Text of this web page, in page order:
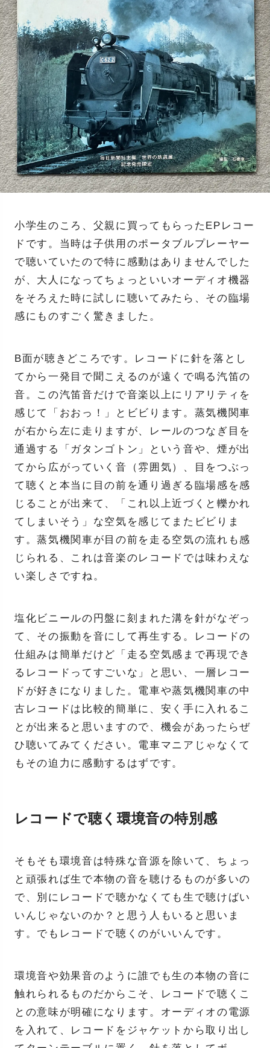
小学生のころ、父親に買ってもらったEPレコー
ドです。当時は子供用のポータブルプレーヤー
で聴いていたので特に感動はありませんでした
が、大人になってちょっといいオーディオ機器
をそろえた時に試しに聴いてみたら、その臨場
感にものすごく驚きました。
B面が聴きどころです。レコードに針を落とし
てから一発目で聞こえるのが遠くで鳴る汽笛の
音。この汽笛音だけで音楽以上にリアリティを
感じて「おおっ！」とビビります。蒸気機関車
が右から左に走りますが、レールのつなぎ目を
通過する「ガタンゴトン」という音や、煙が出
てから広がっていく音（雰囲気）、目をつぶっ
て聴くと本当に目の前を通り過ぎる臨場感を感
じることが出来て、「これ以上近づくと轢かれ
てしまいそう」な空気を感じてまたビビりま
す。蒸気機関車が目の前を走る空気の流れも感
じられる、これは音楽のレコードでは味わえな
い楽しさですね。
塩化ビニールの円盤に刻まれた溝を針がなぞっ
て、その振動を音にして再生する。レコードの
仕組みは簡単だけど「走る空気感まで再現でき
るレコードってすごいな」と思い、一層レコー
ドが好きになりました。電車や蒸気機関車の中
古レコードは比較的簡単に、安く手に入れるこ
とが出来ると思いますので、機会があったらぜ
ひ聴いてみてください。電車マニアじゃなくて
もその迫力に感動するはずです。
レコードで聴く環境音の特別感
そもそも環境音は特殊な音源を除いて、ちょっ
と頑張れば生で本物の音を聴けるものが多いの
で、別にレコードで聴かなくても生で聴けばい
いんじゃないのか？と思う人もいると思いま
す。でもレコードで聴くのがいいんです。
環境音や効果音のように誰でも生の本物の音に
触れられるものだからこそ、レコードで聴くこ
との意味が明確になります。オーディオの電源
を入れて、レコードをジャケットから取り出し